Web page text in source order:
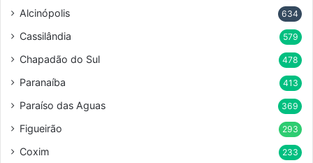
Alcinópolis 634
Cassilândia 579
Chapadão do Sul 478
Paranaíba 413
Paraíso das Aguas 369
Figueirão 293
Coxim 233